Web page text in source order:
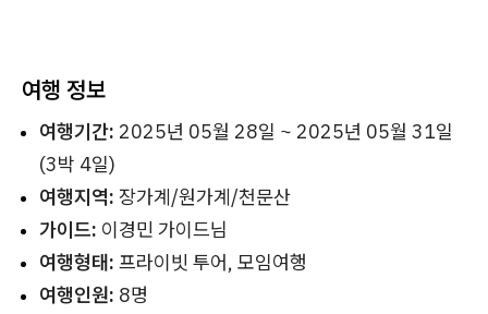
여행 정보
여행기간: 2025년 05월 28일 ~ 2025년 05월 31일
(3박 4일)
여행지역: 장가계/원가계/천문산
가이드: 이경민 가이드님
여행형태: 프라이빗 투어, 모임여행
여행인원: 8명